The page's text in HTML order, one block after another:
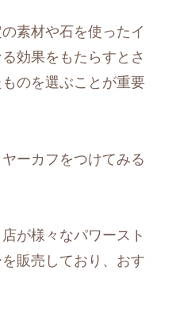
素材や石を使ったイ
効果をもたらすとさ
のを選ぶことが重要
ーカフをつけてみる
が様々なパワースト
販売しており、おす